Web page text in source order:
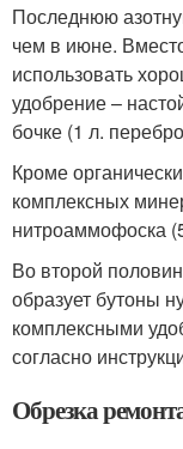
Последнюю
чем в июне.
использовать
удобрение –
бочке (1 л.
Кроме
комплексных
нитроаммофоска
Во второй
образует бутоны
комплексными
согласно
Обрезка